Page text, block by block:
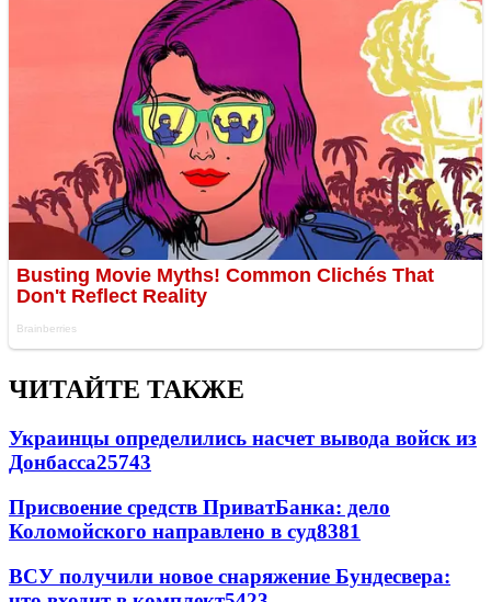
ЧИТАЙТЕ ТАКЖЕ
Украинцы определились насчет вывода войск из
Донбасса25743
Присвоение средств ПриватБанка: дело
Коломойского направлено в суд8381
ВСУ получили новое снаряжение Бундесвера: